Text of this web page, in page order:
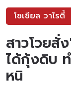
โซเชียล วาไรตี้
สาวโวยสั่
ได้กุ้งดิบ
หนิ